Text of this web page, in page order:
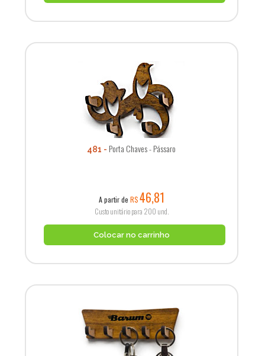
481 Porta Chaves - Pássaro
A partir de R$46,81
Custo unitário para 200 und.
Colocar no carrinho